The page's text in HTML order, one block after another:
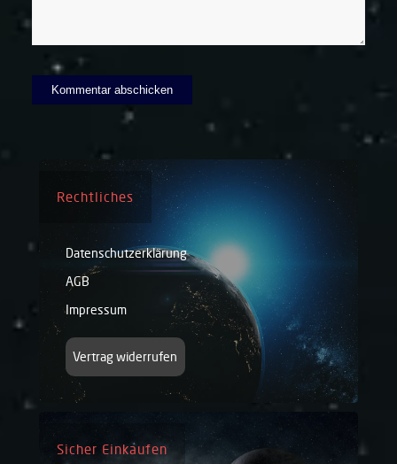
Rechtliches
Datenschutzerklärung
AGB
Impressum
Vertrag widerrufen
Sicher Einkaufen